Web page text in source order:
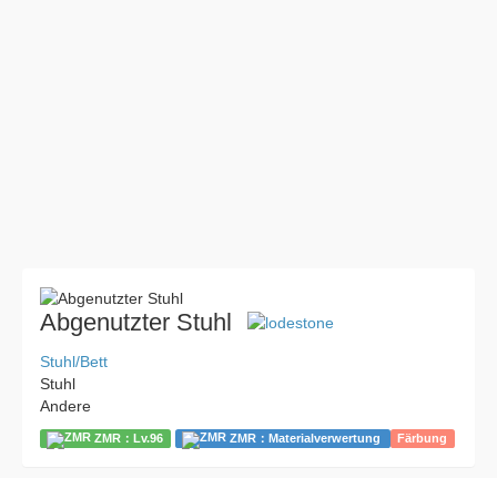
Abgenutzter Stuhl
Stuhl/Bett
Stuhl
Andere
ZMR：Lv.96 ZMR：Materialverwertung Färbung